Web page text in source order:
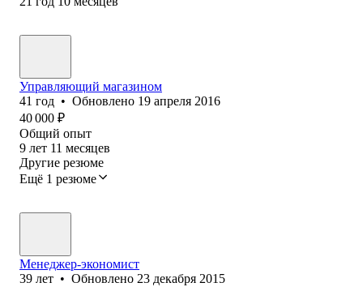
Управляющий магазином
41 год • Обновлено 19 апреля 2016
40 000 ₽
Общий опыт
9 лет 11 месяцев
Другие резюме
Ещё 1 резюме
Менеджер-экономист
39 лет • Обновлено 23 декабря 2015